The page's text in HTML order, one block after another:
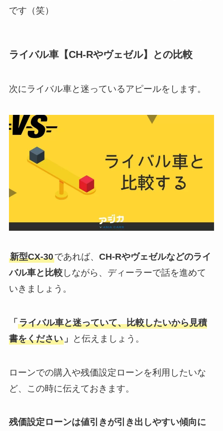
です（笑）
ライバル車【CH-Rやヴェゼル】との比較
次にライバル車と迷っているアピールをします。
新型CX-30であれば、 CH-Rやヴェゼルなどのライ
バル車と比較しながら、ディーラーで話を進めて
いきましょう。
「 ライバル車と迷っていて、比較したいから見積
書をください」 と伝えましょう。
ローンでの購入や残価設定ローンを利用したいな
ど、この時に伝えておきます。
残価設定ローンは値引きが引き出しやすい傾向に